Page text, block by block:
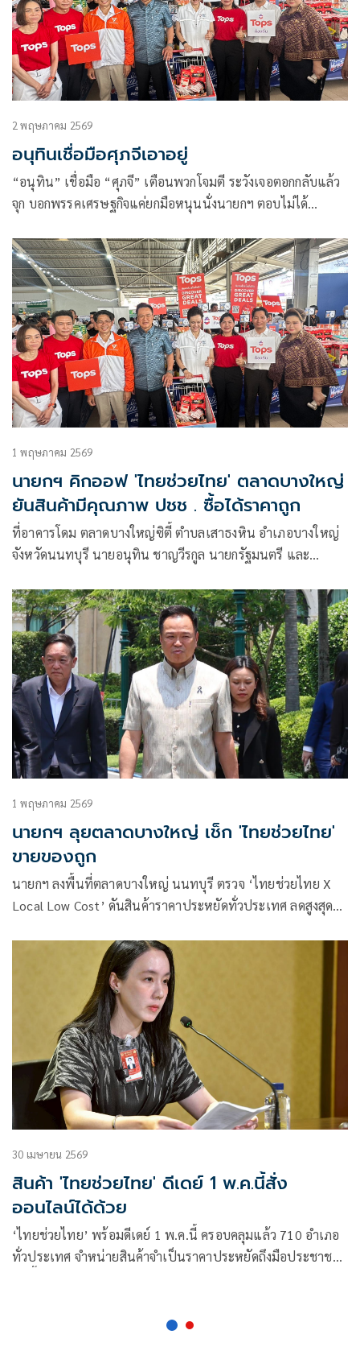
2 พฤษภาคม 2569
อนุทินเชื่อมือศุภจีเอาอยู่
“อนุทิน” เชื่อมือ “ศุภจี” เตือนพวกโจมตี ระวังเจอตอกกลับแล้ว
จุก บอกพรรคเศรษฐกิจแค่ยกมือหนุนนั่งนายกฯ ตอบไม่ได้
ต้องปรับตัว ยืนยัน พปชร.ยังไปต่อได้
1 พฤษภาคม 2569
นายกฯ คิกออฟ 'ไทยช่วยไทย' ตลาดบางใหญ่
ยันสินค้ามีคุณภาพ ปชช . ซื้อได้ราคาถูก
ที่อาคารโดม ตลาดบางใหญ่ซิตี้ ตำบลเสาธงหิน อำเภอบางใหญ่
จังหวัดนนทบุรี นายอนุทิน ชาญวีรกูล นายกรัฐมนตรี และ
1 พฤษภาคม 2569
นายกฯ ลุยตลาดบางใหญ่ เช็ก 'ไทยช่วยไทย'
ขายของถูก
นายกฯ ลงพื้นที่ตลาดบางใหญ่ นนทบุรี ตรวจ ‘ไทยช่วยไทย X
Local Low Cost’ ดันสินค้าราคาประหยัดทั่วประเทศ ลดสูงสุด
30 เมษายน 2569
สินค้า 'ไทยช่วยไทย' ดีเดย์ 1 พ.ค.นี้สั่ง
ออนไลน์ได้ด้วย
‘ไทยช่วยไทย’ พร้อมดีเดย์ 1 พ.ค.นี้ ครอบคลุมแล้ว 710 อำเภอ
ทั่วประเทศ จำหน่ายสินค้าจำเป็นราคาประหยัดถึงมือประชาชน